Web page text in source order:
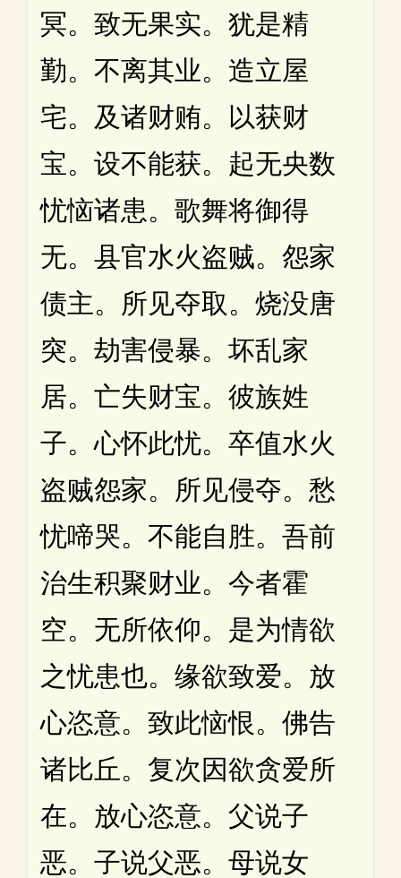
冥。致无果实。犹是精
勤。不离其业。造立屋
宅。及诸财贿。以获财
宝。设不能获。起无央数
忧恼诸患。歌舞将御得
无。县官水火盗贼。怨家
债主。所见夺取。烧没唐
突。劫害侵暴。坏乱家
居。亡失财宝。彼族姓
子。心怀此忧。卒值水火
盗贼怨家。所见侵夺。愁
忧啼哭。不能自胜。吾前
治生积聚财业。今者霍
空。无所依仰。是为情欲
之忧患也。缘欲致爱。放
心恣意。致此恼恨。佛告
诸比丘。复次因欲贪爱所
在。放心恣意。父说子
恶。子说父恶。母说女